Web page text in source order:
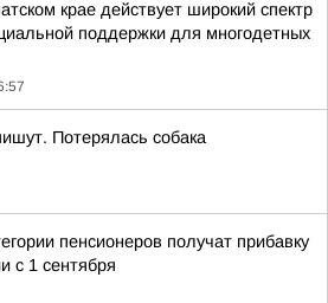
крае действует широкий спектр
поддержки для многодетных
Потерялась собака
пенсионеров получат прибавку
с 1 сентября